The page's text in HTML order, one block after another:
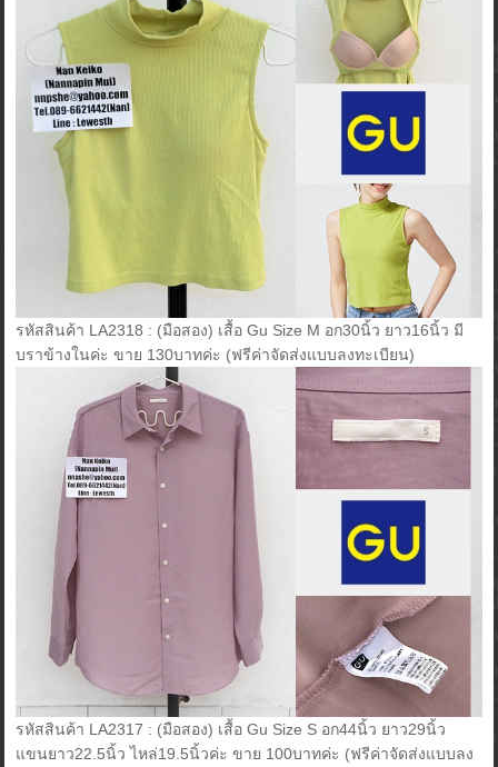
รหัสสินค้า LA2318 : (มือสอง) เสื้อ Gu Size M อก30นิ้ว ยาว16นิ้ว มี
บราข้างในค่ะ ขาย 130บาทค่ะ (ฟรีค่าจัดส่งแบบลงทะเบียน)
รหัสสินค้า LA2317 : (มือสอง) เสื้อ Gu Size S อก44นิ้ว ยาว29นิ้ว
แขนยาว22.5นิ้ว ไหล่19.5นิ้วค่ะ ขาย 100บาทค่ะ (ฟรีค่าจัดส่งแบบลง